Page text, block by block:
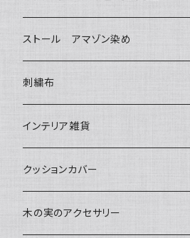
ー
中型布 30-90cm
30-50
小型布 コースター・カフェマット・ポ
ットマット
小型マット（正方形）
細長布 ロング テーブルランナー
バッグ
草木染めと泥染め
帆布の泥染め
ポシェット・ポーチ・巾着
ポシェット・ショルダー
ポーチ・丸ポーチ・クラッチバッグ
パッチワーク
その他
ブックカバー
ストール アマゾン染め
刺繍布
大判刺繍腰巻
大判泥染め刺繍
小型・中型刺繍雑貨
インテリア雑貨
額装・木枠・パネル
テーブルコーディネート
クッションカバー
小さめ 35cmより
木の実のアクセサリー